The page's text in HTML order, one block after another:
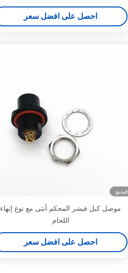
احصل على افضل سعر
فيديو
موصل كبل فيشر المحكم أنثى مع نوع إنهاء
اللحام
احصل على افضل سعر